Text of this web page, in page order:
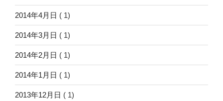
2014年4月日 ( 1)
2014年3月日 ( 1)
2014年2月日 ( 1)
2014年1月日 ( 1)
2013年12月日 ( 1)